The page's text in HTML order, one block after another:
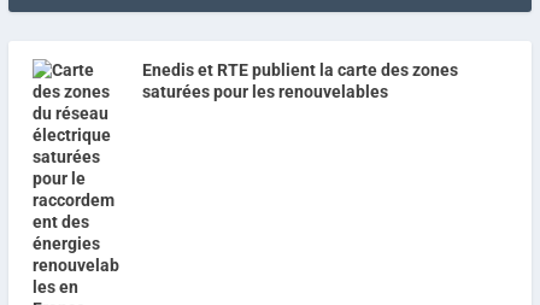
Enedis et RTE publient la carte des zones
saturées pour les renouvelables